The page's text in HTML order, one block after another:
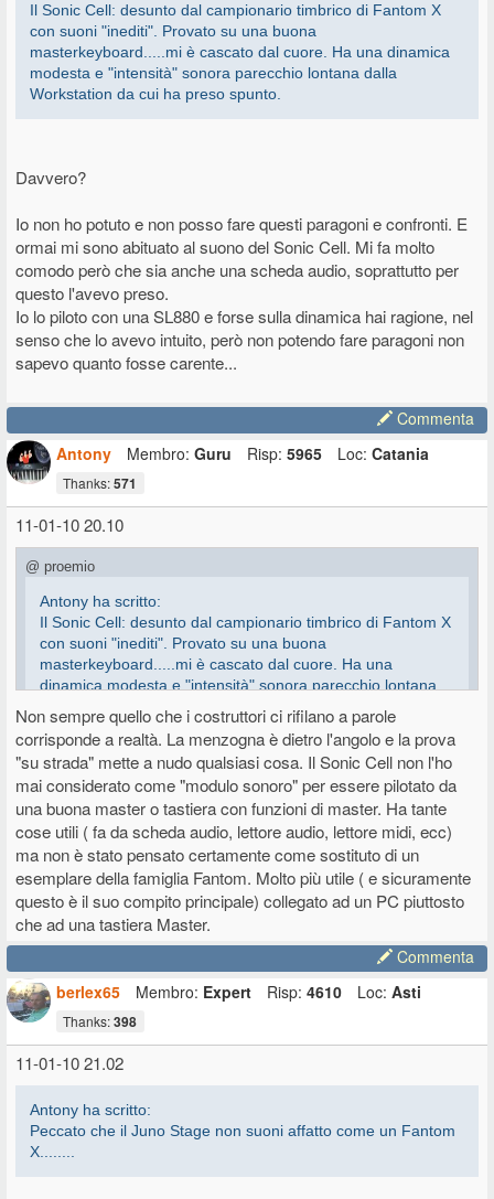
Il Sonic Cell: desunto dal campionario timbrico di Fantom X
con suoni "inediti". Provato su una buona
masterkeyboard.....mi è cascato dal cuore. Ha una dinamica
modesta e "intensità" sonora parecchio lontana dalla
Workstation da cui ha preso spunto.
Davvero?
Io non ho potuto e non posso fare questi paragoni e confronti. E
ormai mi sono abituato al suono del Sonic Cell. Mi fa molto
comodo però che sia anche una scheda audio, soprattutto per
questo l'avevo preso.
Io lo piloto con una SL880 e forse sulla dinamica hai ragione, nel
senso che lo avevo intuito, però non potendo fare paragoni non
sapevo quanto fosse carente...
Commenta
Antony
Membro: Guru Risp: 5965 Loc: Catania
Thanks:571
11-01-10 20.10
@ proemio
Antony ha scritto:
Il Sonic Cell: desunto dal campionario timbrico di Fantom X
con suoni "inediti". Provato su una buona
masterkeyboard.....mi è cascato dal cuore. Ha una
dinamica modesta e "intensità" sonora parecchio lontana
Davvero?
Io non ho potuto e non posso fare questi paragoni e confronti. E
ormai mi sono abituato al suono del Sonic Cell. Mi fa molto comodo
però che sia anche una scheda audio, soprattutto per questo l'avevo
preso.
Io lo piloto con una SL880 e forse sulla dinamica hai ragione, nel
senso che lo avevo intuito, però non potendo fare paragoni non
Non sempre quello che i costruttori ci rifilano a parole
corrisponde a realtà. La menzogna è dietro l'angolo e la prova
"su strada" mette a nudo qualsiasi cosa. Il Sonic Cell non l'ho
mai considerato come "modulo sonoro" per essere pilotato da
una buona master o tastiera con funzioni di master. Ha tante
cose utili ( fa da scheda audio, lettore audio, lettore midi, ecc)
ma non è stato pensato certamente come sostituto di un
esemplare della famiglia Fantom. Molto più utile ( e sicuramente
questo è il suo compito principale) collegato ad un PC piuttosto
che ad una tastiera Master.
Commenta
berlex65
Membro: Expert Risp: 4610 Loc: Asti
Thanks:398
11-01-10 21.02
Antony ha scritto:
Peccato che il Juno Stage non suoni affatto come un Fantom
X........